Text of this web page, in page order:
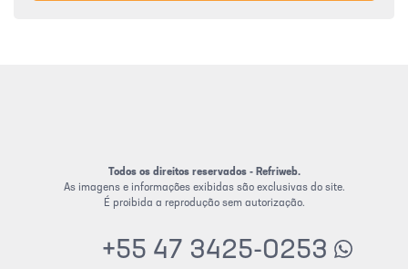
Todos os direitos reservados - Refriweb.
As imagens e informações exibidas são exclusivas do site.
É proibida a reprodução sem autorização.
+55 47 3425-0253